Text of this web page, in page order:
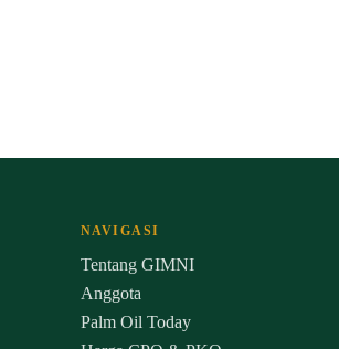
NAVIGASI
Tentang GIMNI
Anggota
Palm Oil Today